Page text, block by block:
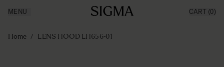
Producten
Inspiratie
MENU CART (0)
Home / LENS HOOD LH656-01